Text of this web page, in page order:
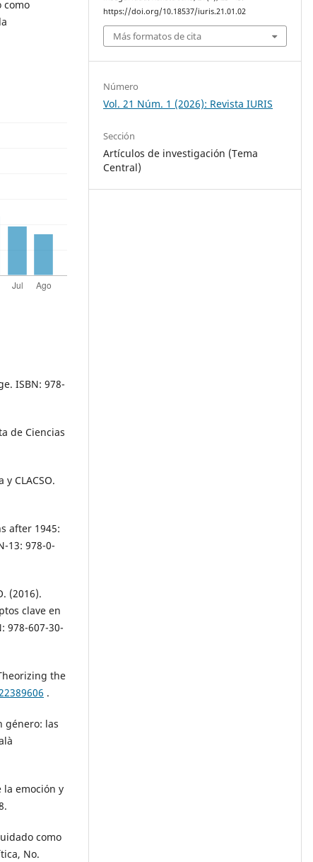
como
ISBN: 978-
de Ciencias
CLACSO.
after 1945:
13: 978-0-
(2016).
clave en
978-607-30-
the
.
género: las
la emoción y
como
No.
https://doi.org/10.18537/iuris.21.01.02
Más formatos de cita
Número
Vol. 21 Núm. 1 (2026): Revista IURIS
Sección
Artículos de investigación (Tema
Central)